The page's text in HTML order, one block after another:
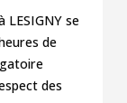
LESIGNY se
de
des